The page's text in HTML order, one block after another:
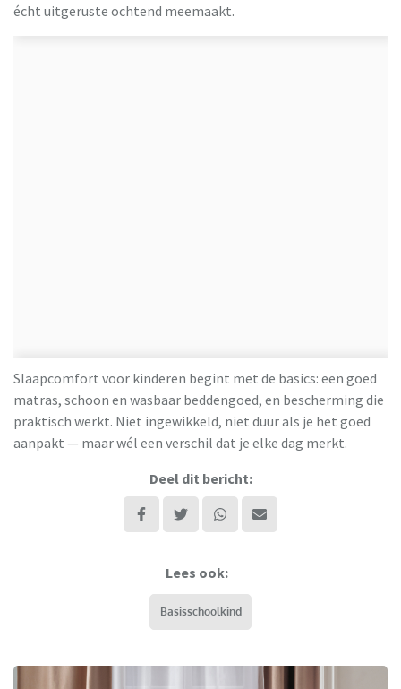
écht uitgeruste ochtend meemaakt.
Slaapcomfort voor kinderen begint met de basics: een goed
matras, schoon en wasbaar beddengoed, en bescherming die
praktisch werkt. Niet ingewikkeld, niet duur als je het goed
aanpakt — maar wél een verschil dat je elke dag merkt.
Deel dit bericht:
Lees ook:
Basisschoolkind